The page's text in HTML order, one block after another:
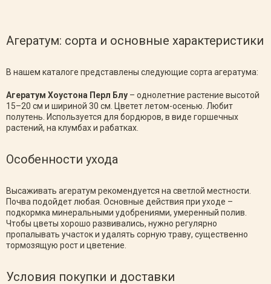
Агератум: сорта и основные характеристики
В нашем каталоге представлены следующие сорта агератума:
Агератум Хоустона Перл Блу – однолетние растение высотой
15–20 см и шириной 30 см. Цветет летом-осенью. Любит
полутень. Используется для бордюров, в виде горшечных
растений, на клумбах и рабатках.
Особенности ухода
Высаживать агератум рекомендуется на светлой местности.
Почва подойдет любая. Основные действия при уходе –
подкормка минеральными удобрениями, умеренный полив.
Чтобы цветы хорошо развивались, нужно регулярно
пропалывать участок и удалять сорную траву, существенно
тормозящую рост и цветение.
Условия покупки и доставки